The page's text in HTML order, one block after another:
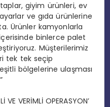
giyim ürünleri, ev
ve gıda ürünlerine
Ürünler kamyonlarla
binlerce palet
Müşterilerimiz
tek tek seçip
bölgelerine ulaşması
VE VERİMLİ OPERASYON’